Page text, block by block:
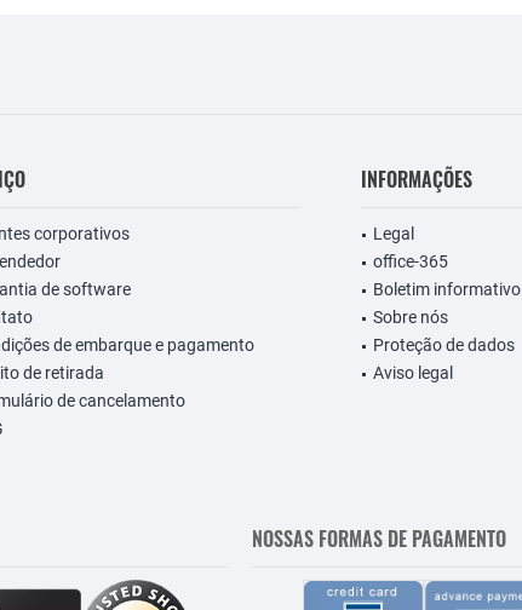
corporativos
de software
de embarque e pagamento
de retirada
de cancelamento
INFORMAÇÕES
Legal
office-365
Boletim informativo
Sobre nós
Proteção de dados
Aviso legal
NOSSAS FORMAS DE PAGAMENTO